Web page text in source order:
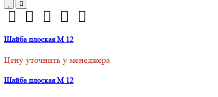
Шайба плоская М 12
Цену уточнить у менеджера
Шайба плоская М 12